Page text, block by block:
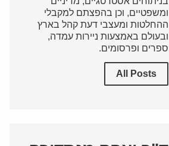
ומשפטיים, וכן בהפצתם למקבלי
ההחלטות ומעצבי דעת קהל בארץ
ובעולם באמצעות ניירות עמדה,
ספרים ופרסומים.
All Posts